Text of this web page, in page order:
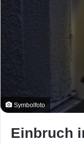
Symbolfoto
Einbruch